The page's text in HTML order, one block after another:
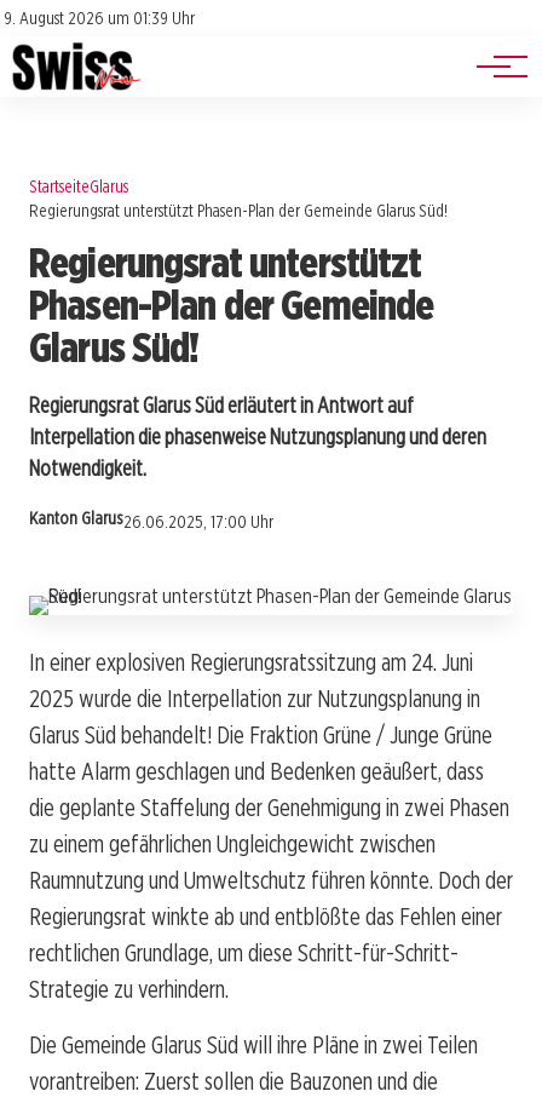
9. August 2026 um 01:39 Uhr
Impressum
Datenschutz
Jobs
Events
StartseiteGlarus
Regierungsrat unterstützt Phasen-Plan der Gemeinde Glarus Süd!
Regierungsrat unterstützt
Phasen-Plan der Gemeinde
Glarus Süd!
Regierungsrat Glarus Süd erläutert in Antwort auf
Interpellation die phasenweise Nutzungsplanung und deren
Notwendigkeit.
Kanton Glarus26.06.2025, 17:00 Uhr
In einer explosiven Regierungsratssitzung am 24. Juni
2025 wurde die Interpellation zur Nutzungsplanung in
Glarus Süd behandelt! Die Fraktion Grüne / Junge Grüne
hatte Alarm geschlagen und Bedenken geäußert, dass
die geplante Staffelung der Genehmigung in zwei Phasen
zu einem gefährlichen Ungleichgewicht zwischen
Raumnutzung und Umweltschutz führen könnte. Doch der
Regierungsrat winkte ab und entblößte das Fehlen einer
rechtlichen Grundlage, um diese Schritt-für-Schritt-
Strategie zu verhindern.
Die Gemeinde Glarus Süd will ihre Pläne in zwei Teilen
vorantreiben: Zuerst sollen die Bauzonen und die